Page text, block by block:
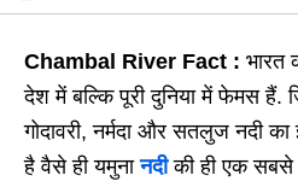
Chambal River Fact : भारत
देश में बल्कि पूरी दुनिया में फेमस हैं.
गोदावरी, नर्मदा और सतलुज नदी
है वैसे ही यमुनानदीकी ही एक सबसे